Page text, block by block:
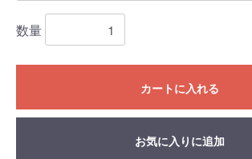
数量
カートに入れる
お気に入りに追加